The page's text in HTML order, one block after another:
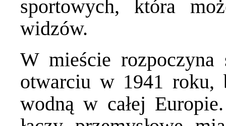
sportowych, która
widzów.
W mieście
otwarciu w 1941 roku,
wodną w całej